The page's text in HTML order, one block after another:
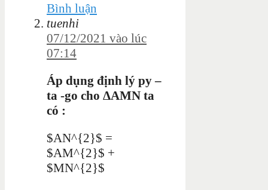
Bình luận
tuenhi
07/12/2021 vào lúc
07:14
Áp dụng định lý py –
ta -go cho ΔAMN ta
có :
$AN^{2}$ =
$AM^{2}$ +
$MN^{2}$